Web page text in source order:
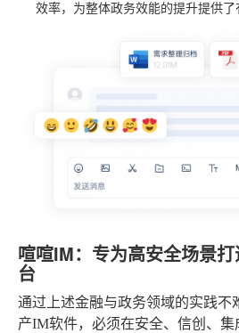
效率，为整体政务效能的提升提供了
喧喧IM：专为高安全场景
台
通过上述金融与政务领域的实践不
产IM软件，必须在安全、信创、